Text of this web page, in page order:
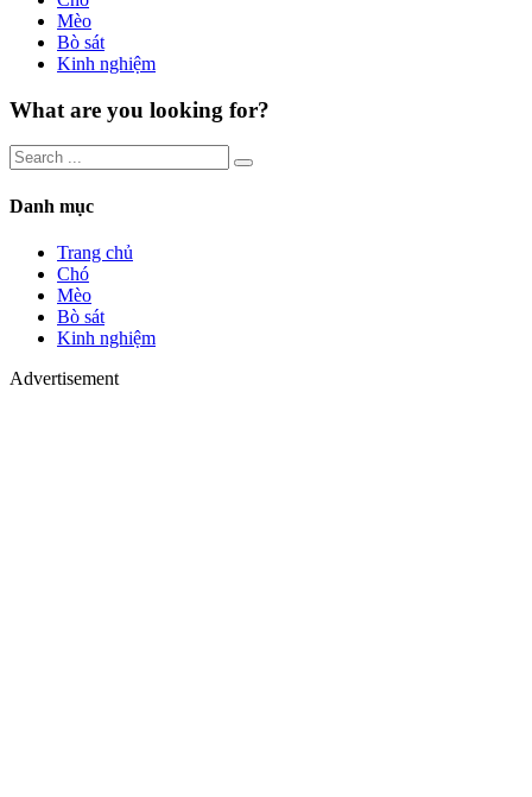
Mèo
Bò sát
Kinh nghiệm
What are you looking for?
Danh mục
Trang chủ
Chó
Mèo
Bò sát
Kinh nghiệm
Advertisement